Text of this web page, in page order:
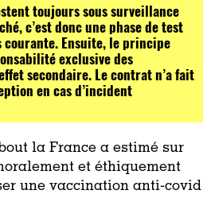
toujours sous surveillance
c’est donc une phase de test
Ensuite, le principe
exclusive des
secondaire. Le contrat n’a fait
en cas d’incident
la France a estimé sur
et éthiquement
une vaccination anti-covid